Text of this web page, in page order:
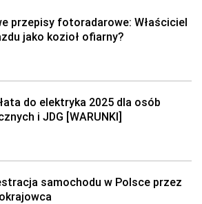
przepisy fotoradarowe: Właściciel
jako kozioł ofiarny?
do elektryka 2025 dla osób
i JDG [WARUNKI]
samochodu w Polsce przez